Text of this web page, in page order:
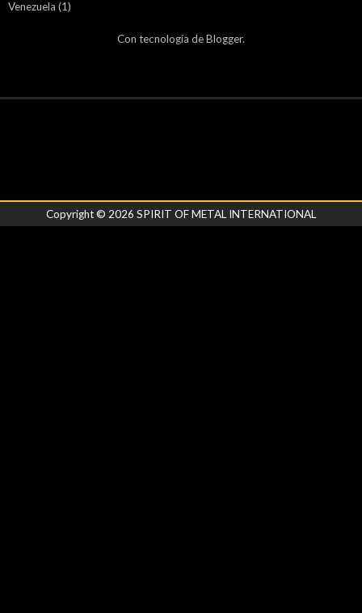
Venezuela (1)
Con tecnología deBlogger.
Copyright © 2026 SPIRIT OF METAL INTERNATIONAL